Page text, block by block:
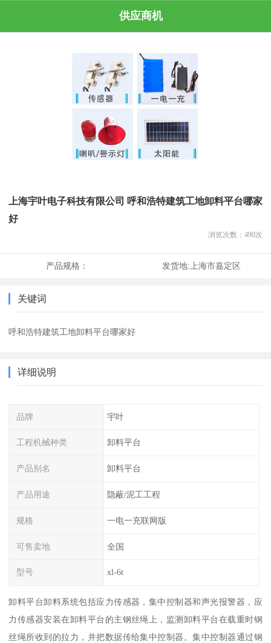
供应商机
上海宇叶电子科技有限公司 呼和浩特建筑工地卸料平台哪家
好
浏览次数： 490次
产品规格： 发货地:上海市嘉定区
关键词
呼和浩特建筑工地卸料平台哪家好
详细说明
品牌 宇叶
工程机械种类 卸料平台
产品别名 卸料平台
产品用途 隐蔽/泥工工程
规格 一电一充联网版
可售卖地 全国
型号 xl-6t
卸料平台卸料系统包括应力传感器，集中控制器和声光报警器，应
力传感器安装在卸料平台的主钢丝绳上，监测卸料平台在载重时钢
丝绳所收到的拉力，并把数据传给集中控制器。集中控制器通过钢